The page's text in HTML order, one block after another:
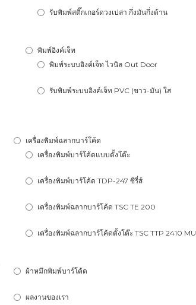
รับพิมพ์สติ๊กเกอร์ดวงเปล่า กึ่งมันกึ่งด้าน
พิมพ์อิงค์เจ็ท
พิมพ์ระบบอิงค์เจ็ท ไวนิล Out Door
รับพิมพ์ระบบอิงค์เจ็ท PVC (ขาว-มัน) ใส
เครื่องพิมพ์ฉลากบาร์โค้ด
เครื่องพิมพ์บาร์โค้ดแบบตั้งโต๊ะ
เครื่องพิมพ์บาร์โค้ด TDP-247 ซีรี่ส์
เครื่องพิมพ์ฉลากบาร์โค้ด TSC TE 200
เครื่องพิมพ์ฉลากบาร์โค้ดตั้งโต๊ะ TSC TTP 2410 MU
ผ้าหมึกพิมพ์บาร์โค้ด
ผลงานของเรา